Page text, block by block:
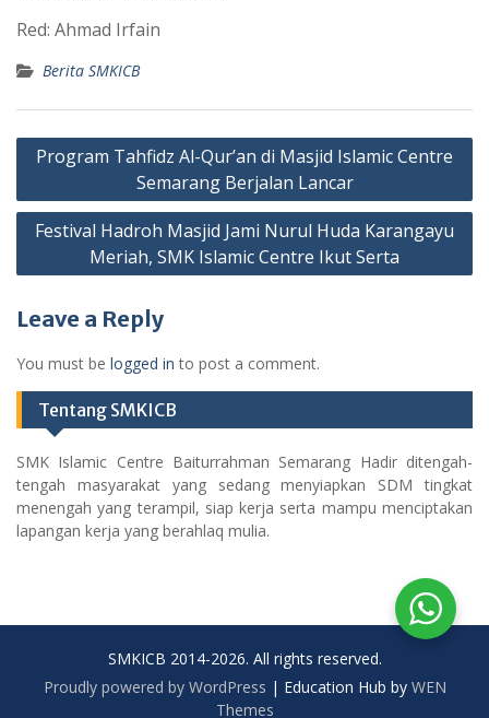
Red: Ahmad Irfain
Berita SMKICB
Post
navigation
Program Tahfidz Al-Qur’an di Masjid Islamic Centre
Semarang Berjalan Lancar
Festival Hadroh Masjid Jami Nurul Huda Karangayu
Meriah, SMK Islamic Centre Ikut Serta
Leave a Reply
You must be logged in to post a comment.
Tentang SMKICB
SMK Islamic Centre Baiturrahman Semarang Hadir ditengah-
tengah masyarakat yang sedang menyiapkan SDM tingkat
menengah yang terampil, siap kerja serta mampu menciptakan
lapangan kerja yang berahlaq mulia.
SMKICB 2014-2026. All rights reserved.
Proudly powered by WordPress | Education Hub by WEN
Themes